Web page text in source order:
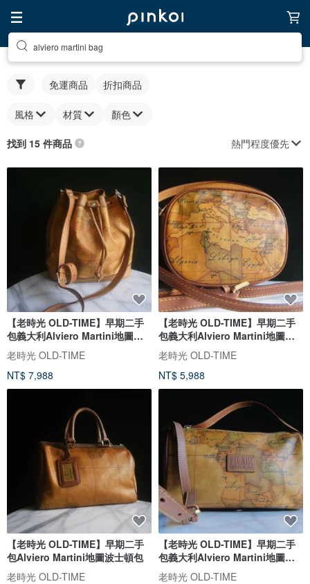
alviero martini bag
免運商品 折扣商品
風格 材質 顏色
找到 15 件商品 熱門程度優先
【老時光 OLD-TIME】早期二手
包義大利Alviero Martini地圖水
桶包
老時光 OLD-TIME
NT$ 7,988
【老時光 OLD-TIME】早期二手
包義大利Alviero Martini地圖肩
背包
老時光 OLD-TIME
NT$ 5,988
【老時光 OLD-TIME】早期二手
包Alviero Martini地圖波士頓包
老時光 OLD-TIME
【老時光 OLD-TIME】早期二手
包義大利Alviero Martini地圖肩
背包
老時光 OLD-TIME